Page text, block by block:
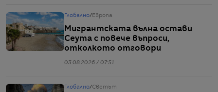
Глобално/ Европа
Мигрантската вълна остави
Сеута с повече въпроси,
отколкото отговори
03.08.2026 / 07:51
Глобално/Светът